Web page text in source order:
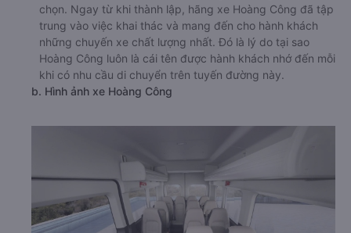
chọn. Ngay từ khi thành lập, hãng xe Hoàng Công đã tập
trung vào việc khai thác và mang đến cho hành khách
những chuyến xe chất lượng nhất. Đó là lý do tại sao
Hoàng Công luôn là cái tên được hành khách nhớ đến mỗi
khi có nhu cầu di chuyển trên tuyến đường này.
b. Hình ảnh xe Hoàng Công